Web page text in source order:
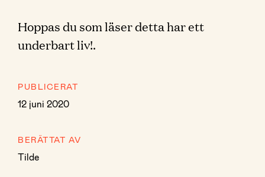
Hoppas du som läser detta har ett
underbart liv!.
PUBLICERAT
12 juni 2020
BERÄTTAT AV
Tilde